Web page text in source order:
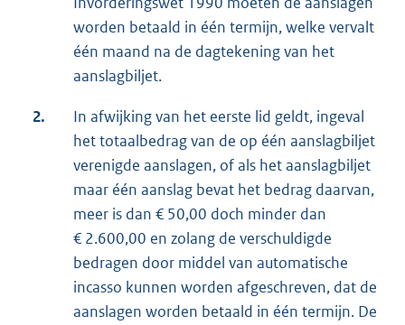
worden betaald in één termijn, welke vervalt
één maand na de dagtekening van het
aanslagbiljet.
2.
In afwijking van het eerste lid geldt, ingeval
het totaalbedrag van de op één aanslagbiljet
verenigde aanslagen, of als het aanslagbiljet
maar één aanslag bevat het bedrag daarvan,
meer is dan € 50,00 doch minder dan
€ 2.600,00 en zolang de verschuldigde
bedragen door middel van automatische
incasso kunnen worden afgeschreven, dat de
aanslagen worden betaald in één termijn. De